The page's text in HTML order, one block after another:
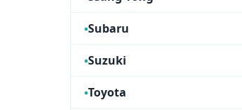
Subaru
Suzuki
Toyota